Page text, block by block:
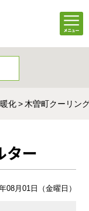
化 木曽町クーリン
ター
08月01日（金曜日）